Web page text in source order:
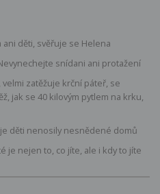
děti, svěřuje se Helena
snídani ani protažení
zatěžuje krční páteř, se
jak se 40 kilovým pytlem na krku,
děti nenosily nesnědené domů
je nejen to, co jíte, ale i kdy to jíte